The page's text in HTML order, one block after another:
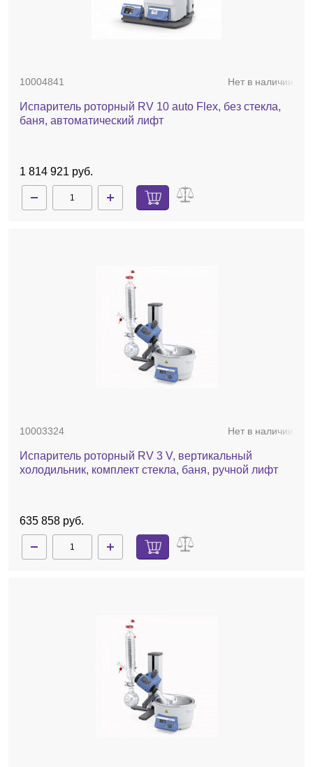
10004841 Нет в наличии
Испаритель роторный RV 10 auto Flex, без стекла,
баня, автоматический лифт
1 814 921 руб.
10003324 Нет в наличии
Испаритель роторный RV 3 V, вертикальный
холодильник, комплект стекла, баня, ручной лифт
635 858 руб.